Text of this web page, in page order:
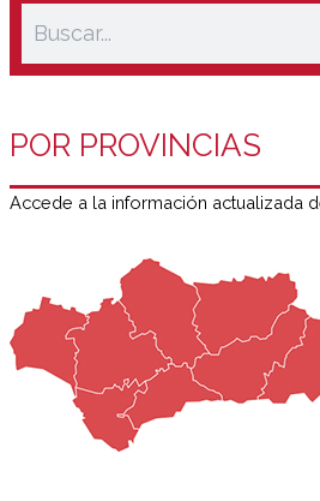
POR PROVINCIAS
Accede a la información actualizada